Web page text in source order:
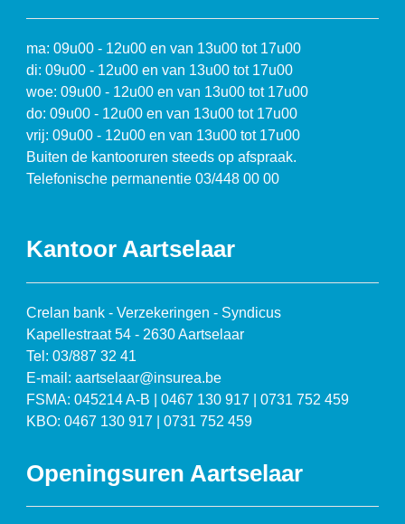
ma: 09u00 - 12u00 en van 13u00 tot 17u00
di: 09u00 - 12u00 en van 13u00 tot 17u00
woe: 09u00 - 12u00 en van 13u00 tot 17u00
do: 09u00 - 12u00 en van 13u00 tot 17u00
vrij: 09u00 - 12u00 en van 13u00 tot 17u00
Buiten de kantooruren steeds op afspraak.
Telefonische permanentie 03/448 00 00
Kantoor Aartselaar
Crelan bank - Verzekeringen - Syndicus
Kapellestraat 54 - 2630 Aartselaar
Tel: 03/887 32 41
E-mail: aartselaar@insurea.be
FSMA: 045214 A-B | 0467 130 917 | 0731 752 459
KBO: 0467 130 917 | 0731 752 459
Openingsuren Aartselaar